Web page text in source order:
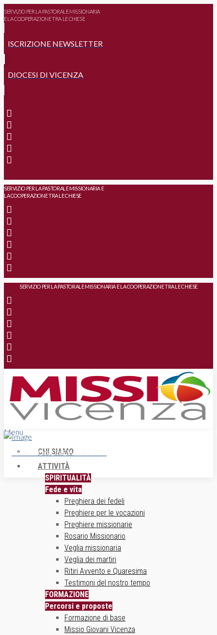
SERVIZIO PER LA PASTORALE MISSIONARIA
E LA COOPERAZIONE TRA LE CHIESE
ISCRIZIONE NEWSLETTER
DIOCESI DI VICENZA
SERVIZIO PER LA PASTORALE MISSIONARIA E
LA COOPERAZIONE TRA LE CHIESE
SERVIZIO PER LA PASTORALE MISSIONARIA E LA COOPERAZIONE TRA LE CHIESE
Menu
CHI SIAMO
ATTIVITÀ
SPIRITUALITÀ
Fede e vita
Preghiera dei fedeli
Preghiere per le vocazioni
Preghiere missionarie
Rosario Missionario
Veglia missionaria
Veglia dei martiri
Ritiri Avvento e Quaresima
Testimoni del nostro tempo
FORMAZIONE
Percorsi e proposte
Formazione di base
Missio Giovani Vicenza
ISCRIZIONE NEWSLETTER